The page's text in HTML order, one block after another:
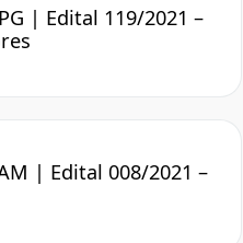
| Edital 119/2021 –
| Edital 008/2021 –